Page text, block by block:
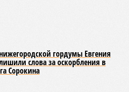
гордумы Евгения
слова за оскорбления в
Сорокина